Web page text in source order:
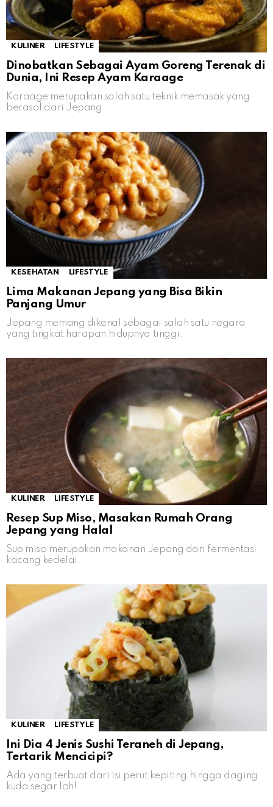
KULINER LIFESTYLE
Dinobatkan Sebagai Ayam Goreng Terenak di
Dunia, Ini Resep Ayam Karaage
Karaage merupakan salah satu teknik memasak yang
berasal dari Jepang
KESEHATAN LIFESTYLE
Lima Makanan Jepang yang Bisa Bikin
Panjang Umur
Jepang memang dikenal sebagai salah satu negara
yang tingkat harapan hidupnya tinggi.
KULINER LIFESTYLE
Resep Sup Miso, Masakan Rumah Orang
Jepang yang Halal
Sup miso merupakan makanan Jepang dari fermentasi
kacang kedelai.
KULINER LIFESTYLE
Ini Dia 4 Jenis Sushi Teraneh di Jepang,
Tertarik Mencicipi?
Ada yang terbuat dari isi perut kepiting hingga daging
kuda segar loh!